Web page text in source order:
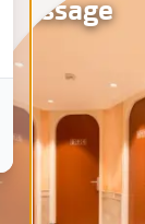
Massage